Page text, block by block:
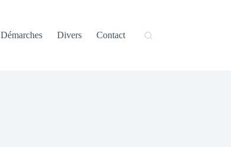
Démarches Divers Contact